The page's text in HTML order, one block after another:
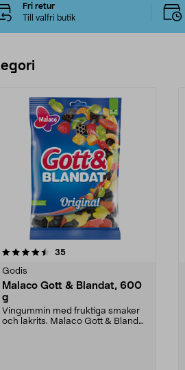
Fri retur
Till valfri butik
35recensioner
Godis
Malaco Gott & Blandat, 600
g
Vingummin med fruktiga smaker
och lakrits. Malaco Gott & Blandat
4.0 av 5 stjärnor